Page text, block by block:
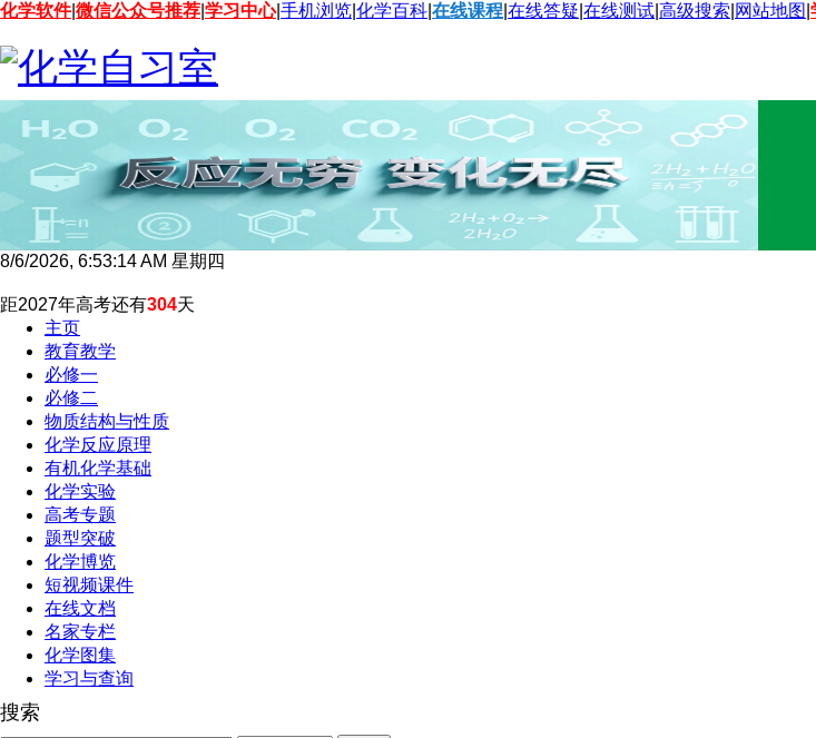
化学软件|微信公众号推荐 学习中心|手机浏览 化学百科 在线课程 在线答疑 在线测试 高级搜索 网站地图
8/6/2026, 6:53:14 AM 星期四
距2027年高考还有304天
主页
教育教学
必修一
必修二
物质结构与性质
化学反应原理
有机化学基础
化学实验
高考专题
题型突破
化学博览
短视频课件
在线文档
名家专栏
化学图集
学习与查询
搜索